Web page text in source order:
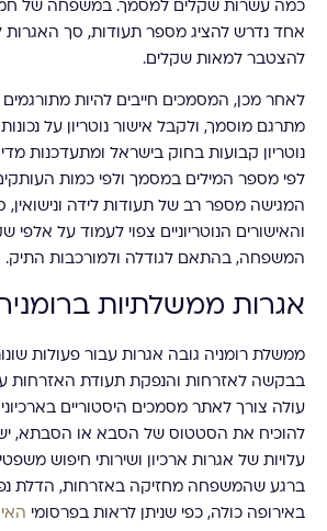
כמה עשרות שקלים למסמך. במשפחה של
אחד נדרש להציג מספר תעודות, סך האגרות
להצטבר למאות שקלים.
לאחר מכן, המסמכים חייבים להיות מתורגמים
מתרגם מוסמך, ולקבל אישור נוטריון על
נוטריון קבועות בחוק בישראל ומתעדכנות
לפי מספר המילים במסמך ולפי כמות
המגישה מספר רב של תעודות לידה ונישואין,
והאישורים הנוטריוניים צפוי לעמוד על אלפי
המשפחה, בהתאם לגודלה ולמורכבות התיק.
אגרות ממשלתיות
ממשלת רומניה גובה אגרות עבור פעולות
בבקשה לאזרחות והנפקת תעודת האזרחות
עולה צורך לאתר מסמכים היסטוריים
להוכיח את הסטטוס של הסבא או הסבתא,
עלויות של אגרות ארכיון ושירותי חיפוש
ברגע שהמשפחה מחזיקה באזרחות, הדלת
באירופה כולה, כפי שניתן לראות בפרסומי